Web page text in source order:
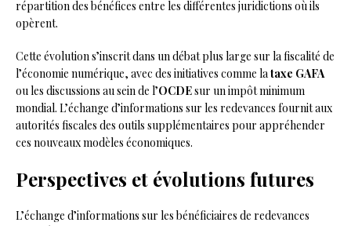
répartition des bénéfices entre les différentes juridictions où ils
opèrent.
Cette évolution s’inscrit dans un débat plus large sur la fiscalité de
l’économie numérique, avec des initiatives comme la taxe GAFA
ou les discussions au sein de l’OCDEsur un impôt minimum
mondial. L’échange d’informations sur les redevances fournit aux
autorités fiscales des outils supplémentaires pour appréhender
ces nouveaux modèles économiques.
Perspectives et évolutions futures
L’échange d’informations sur les bénéficiaires de redevances